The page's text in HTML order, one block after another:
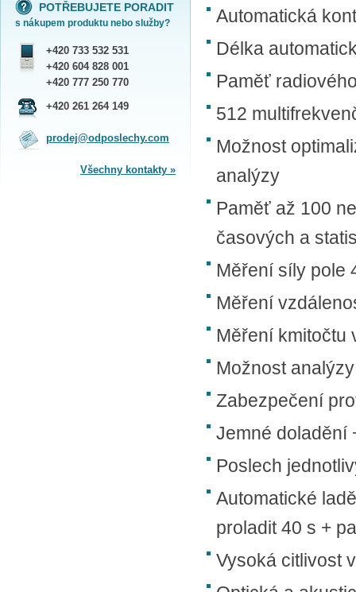
Praha - DNES
ČR - ZÍTRA DO 17 HODIN
Dále zasíláme zboží Obchodním
balíkem České pošty nebo přepravní
službou PPL.
SHOWROOM PRAHA
Náš sortiment si můžete
prohlédnout, vyzkoušet a zakoupit
Jsme zkušení odborníci a rádi vám s
POTŘEBUJETE PORADIT
s nákupem produktu nebo služby?
+420 733 532 531
+420 604 828 001
+420 777 250 770
+420 261 264 149
prodej@odposlechy.com
Všechny kontakty »
Automatická
Délka
Paměť
512
Možnost
analýzy
Paměť až 100
časových a
Měření síly pole
Měření
Měření kmitočtu
Možnost
Zabezpečení
Jemné doladění
Poslech
Automatické
proladit 40 s +
Vysoká citlivost